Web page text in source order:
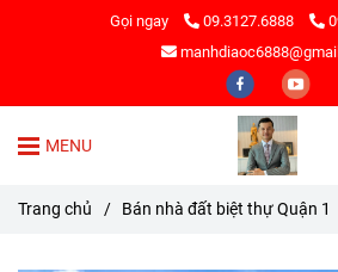
Gọi ngay 09.3127.6888
MENU
Trang chủ / Bán nhà đất biệt thự Quận 1